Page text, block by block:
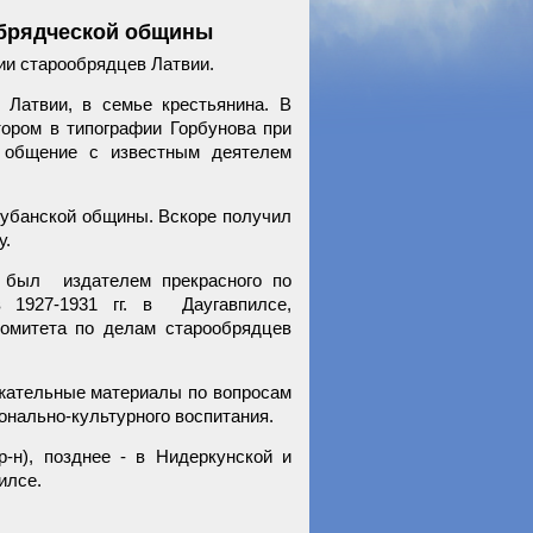
общины
старообрядцев Латвии.
в семье крестьянина. В
в типографии Горбунова при
с известным деятелем
общины. Вскоре получил
издателем прекрасного по
1927-1931 гг. в Даугавпилсе,
по делам старообрядцев
материалы по вопросам
культурного воспитания.
н), позднее - в Нидеркунской и